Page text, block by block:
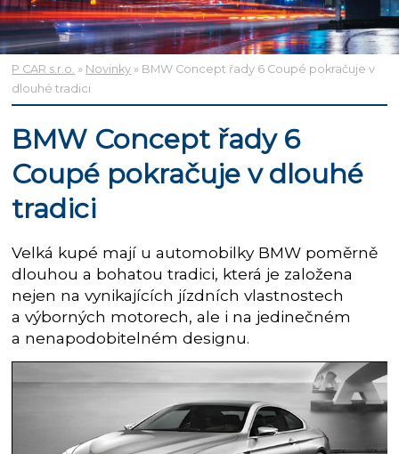
P CAR s.r.o. » Novinky » BMW Concept řady 6 Coupé pokračuje v
dlouhé tradici
BMW Concept řady 6
Coupé pokračuje v dlouhé
tradici
Velká kupé mají u automobilky BMW poměrně
dlouhou a bohatou tradici, která je založena
nejen na vynikajících jízdních vlastnostech
a výborných motorech, ale i na jedinečném
a nenapodobitelném designu.